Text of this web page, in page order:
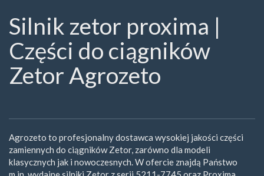
Silnik zetor proxima |
Części do ciągników
Zetor Agrozeto
Agrozeto to profesjonalny dostawca wysokiej jakości części
zamiennych do ciągników Zetor, zarówno dla modeli
klasycznych jak i nowoczesnych. W ofercie znajdą Państwo